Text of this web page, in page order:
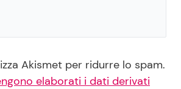
Akismet per ridurre lo spam.
elaborati i dati derivati